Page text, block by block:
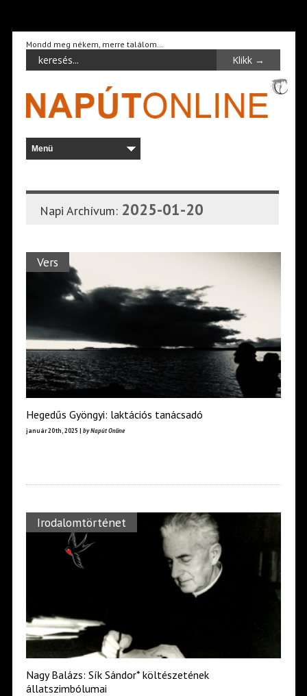
Mondd meg nékem, merre találom…
Napi Archívum: 2025-01-20
Vers
Hegedűs Gyöngyi: laktációs tanácsadó
január 20th, 2025 | by Napút Online
Irodalomtörténet
Nagy Balázs: Sík Sándor* költészetének
állatszimbólumai